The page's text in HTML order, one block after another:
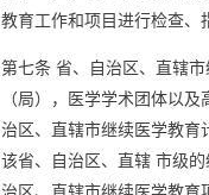
教育工作和项目进行检查、
第七条 省、自治区、直辖
（局），医学学术团体以
治区、直辖市继续医学教育
该省、自治区、直辖 市级